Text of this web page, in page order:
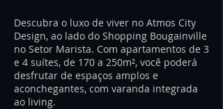
Descubra o luxo de viver no Atmos City
Design, ao lado do Shopping Bougainville
no Setor Marista. Com apartamentos de 3
e 4 suítes, de 170 a 250m², você poderá
desfrutar de espaços amplos e
aconchegantes, com varanda integrada
ao living.